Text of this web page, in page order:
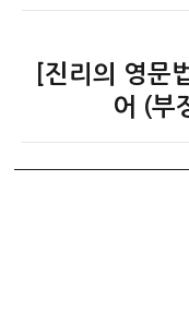
[진리의 영문
어 (부